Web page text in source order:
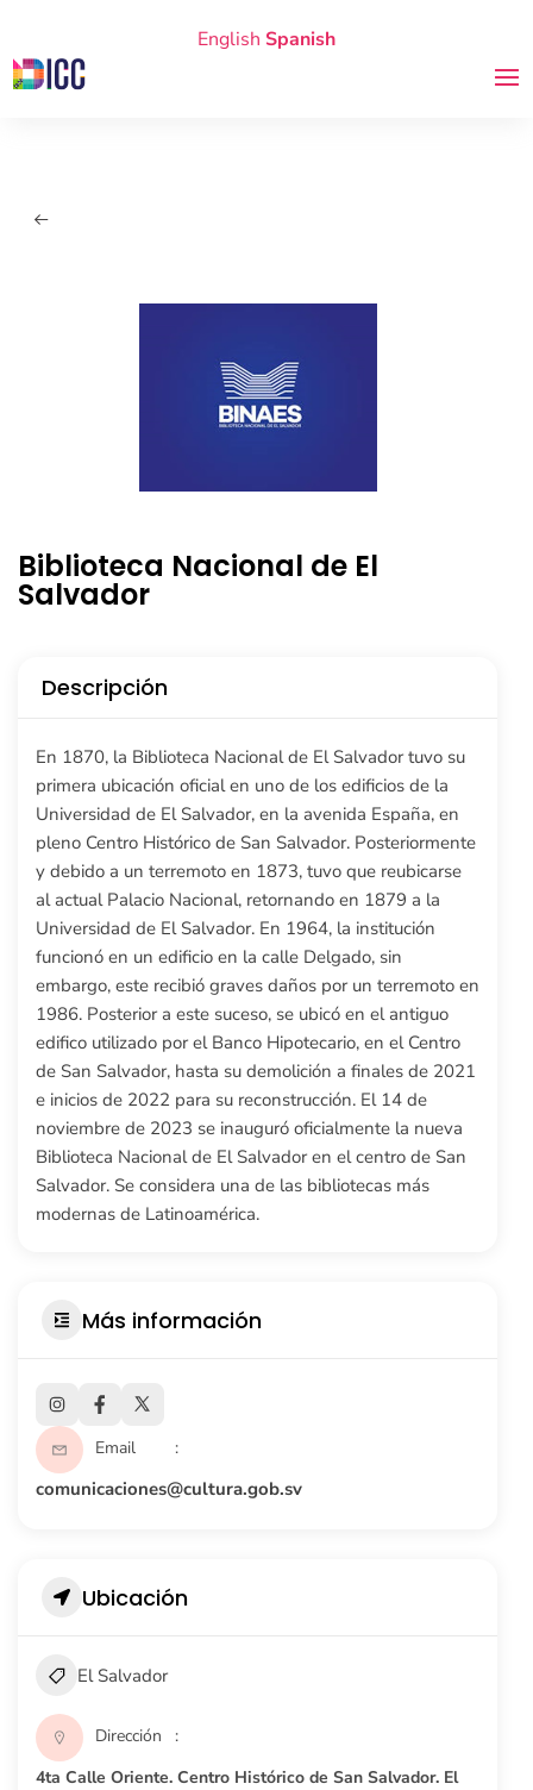
English Spanish
Biblioteca Nacional de El
Salvador
Descripción
En 1870, la Biblioteca Nacional de El Salvador tuvo su
primera ubicación oficial en uno de los edificios de la
Universidad de El Salvador, en la avenida España, en
pleno Centro Histórico de San Salvador. Posteriormente
y debido a un terremoto en 1873, tuvo que reubicarse
al actual Palacio Nacional, retornando en 1879 a la
Universidad de El Salvador. En 1964, la institución
funcionó en un edificio en la calle Delgado, sin
embargo, este recibió graves daños por un terremoto en
1986. Posterior a este suceso, se ubicó en el antiguo
edifico utilizado por el Banco Hipotecario, en el Centro
de San Salvador, hasta su demolición a finales de 2021
e inicios de 2022 para su reconstrucción. El 14 de
noviembre de 2023 se inauguró oficialmente la nueva
Biblioteca Nacional de El Salvador en el centro de San
Salvador. Se considera una de las bibliotecas más
modernas de Latinoamérica.
Más información
Email
comunicaciones@cultura.gob.sv
Ubicación
El Salvador
Dirección
4ta Calle Oriente. Centro Histórico de San Salvador. El